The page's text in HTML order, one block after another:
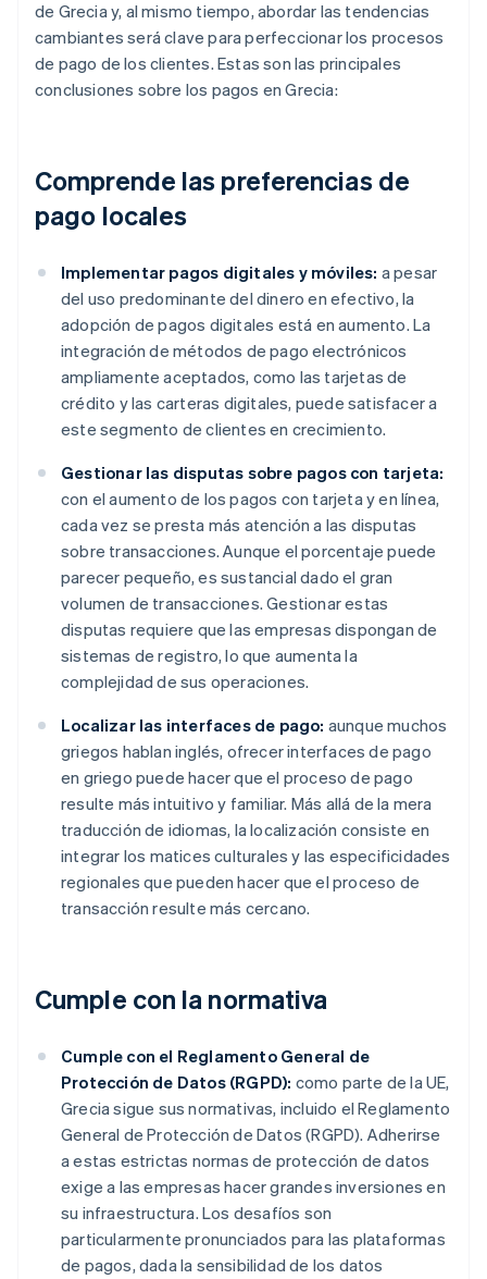
de Grecia y, al mismo tiempo, abordar las tendencias
cambiantes será clave para perfeccionar los procesos
de pago de los clientes. Estas son las principales
conclusiones sobre los pagos en Grecia:
Comprende las preferencias de
pago locales
Implementar pagos digitales y móviles: a pesar
del uso predominante del dinero en efectivo, la
adopción de pagos digitales está en aumento. La
integración de métodos de pago electrónicos
ampliamente aceptados, como las tarjetas de
crédito y las carteras digitales, puede satisfacer a
este segmento de clientes en crecimiento.
Gestionar las disputas sobre pagos con tarjeta:
con el aumento de los pagos con tarjeta y en línea,
cada vez se presta más atención a las disputas
sobre transacciones. Aunque el porcentaje puede
parecer pequeño, es sustancial dado el gran
volumen de transacciones. Gestionar estas
disputas requiere que las empresas dispongan de
sistemas de registro, lo que aumenta la
complejidad de sus operaciones.
Localizar las interfaces de pago: aunque muchos
griegos hablan inglés, ofrecer interfaces de pago
en griego puede hacer que el proceso de pago
resulte más intuitivo y familiar. Más allá de la mera
traducción de idiomas, la localización consiste en
integrar los matices culturales y las especificidades
regionales que pueden hacer que el proceso de
transacción resulte más cercano.
Cumple con la normativa
Cumple con el Reglamento General de
Protección de Datos (RGPD): como parte de la UE,
Grecia sigue sus normativas, incluido el Reglamento
General de Protección de Datos (RGPD). Adherirse
a estas estrictas normas de protección de datos
exige a las empresas hacer grandes inversiones en
su infraestructura. Los desafíos son
particularmente pronunciados para las plataformas
de pagos, dada la sensibilidad de los datos